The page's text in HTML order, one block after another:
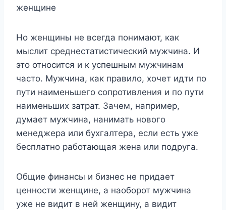
женщине
Но женщины не всегда понимают, как
мыслит среднестатистический мужчина. И
это относится и к успешным мужчинам
часто. Мужчина, как правило, хочет идти по
пути наименьшего сопротивления и по пути
наименьших затрат. Зачем, например,
думает мужчина, нанимать нового
менеджера или бухгалтера, если есть уже
бесплатно работающая жена или подруга.
Общие финансы и бизнес не придает
ценности женщине, а наоборот мужчина
уже не видит в ней женщину, а видит